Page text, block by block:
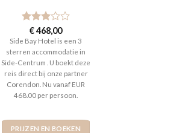
Gewaardeerd
3uit 5
€468,00
Side Bay Hotel is een 3
sterren accommodatie in
Side-Centrum . U boekt deze
reis direct bij onze partner
Corendon. Nu vanaf EUR
468.00 per persoon.
PRIJZEN EN BOEKEN